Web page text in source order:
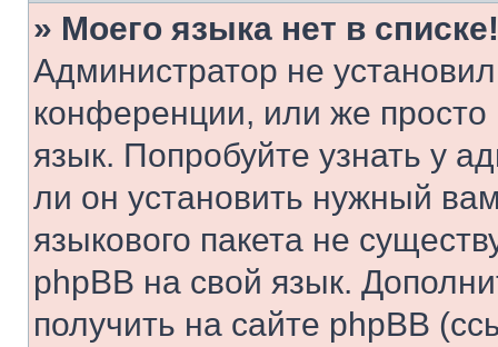
» Моего языка нет в списке!
Администратор не
конференции, или же
язык. Попробуйте узнать у
ли он установить нужный
языкового пакета не
phpBB на свой язык.
получить на сайте phpBB